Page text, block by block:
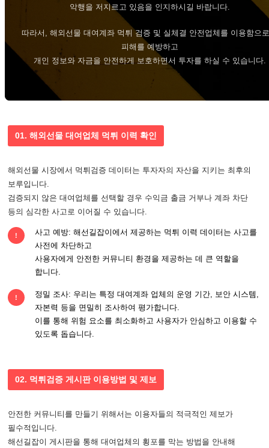
악행을 저지르고 있음을 인지하시길 바랍니다.
따라서, 해외선물 대여계좌 먹튀 검증 및 실체결 안전업체를 이용함으
피해를 예방하고
개인 정보와 자금을 안전하게 보호하면서 투자를 하실 수 있습니다.
01. 해외선물 대여업체 먹튀 이력 확인
해외선물 시장에서 먹튀검증 데이터는 투자자의 자산을 지키는 최후의
보루입니다.
검증되지 않은 대여업체를 선택할 경우 수익금 출금 거부나 계좌 차단
등의 심각한 사고로 이어질 수 있습니다.
!
사고 예방: 해선길잡이에서 제공하는 먹튀 이력 데이터는 사고를
사전에 차단하고
사용자에게 안전한 커뮤니티 환경을 제공하는 데 큰 역할을
합니다.
!
정밀 조사: 우리는 특정 대여계좌 업체의 운영 기간, 보안 시스템,
자본력 등을 면밀히 조사하여 평가합니다.
이를 통해 위험 요소를 최소화하고 사용자가 안심하고 이용할 수
있도록 돕습니다.
02. 먹튀검증 게시판 이용방법 및 제보
안전한 커뮤니티를 만들기 위해서는 이용자들의 적극적인 제보가
필수적입니다.
해선길잡이 게시판을 통해 대여업체의 횡포를 막는 방법을 안내해